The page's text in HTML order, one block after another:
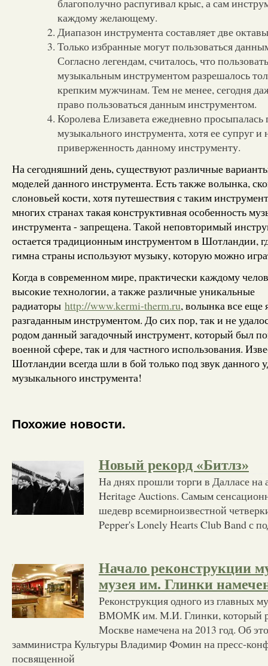
каждому желающему.
Диапазон инструмента составляет две
Только избранные могут пользоваться
Согласно легендам, считалось, что
музыкальным инструментом разрешалось
крепким мужчинам. Тем не менее, сегодня
право пользоваться данным инструментом.
Королева Елизавета ежедневно просыпалась
музыкального инструмента, хотя ее супруг и
приверженность данному инструменту.
На сегодняшний день, существуют различные
моделей данного инструмента. Есть также волынка,
слоновьей кости, хотя путешествия с таким
многих странах такая конструктивная особенность
инструмента - запрещена. Такой неповторимый
остается традиционным инструментом в Шотландии,
гимна страны используют музыку, которую можно
Когда в современном мире, практически каждому
высокие технологии, а также различные уникальные
радиаторы http://www.kermi-therm.ru, волынка все еще
разгаданным инструментом. До сих пор, так и не
родом данный загадочный инструмент, который был
военной сфере, так и для частного использования.
Шотландии всегда шли в бой только под звук данного
музыкального инструмента!
Похожие новости.
Новый рекорд «Битлз»
На днях прошли торги в Далласе на
Heritage Auctions. Самым
шедевр всемирноизвестной
Pepper's Lonely Hearts Club Band с
Начало реконструкции
музея им. Глинки
Реконструкция одного из главных
ВМОМК им. М.И. Глинки, который
Москве намечена на 2013 год. Об
замминистра Культуры Владимир Фомин на пресс-
посвященной